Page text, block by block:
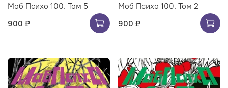
Моб Психо 100. Том 5
900 ₽
Моб Психо 100. Том 2
900 ₽